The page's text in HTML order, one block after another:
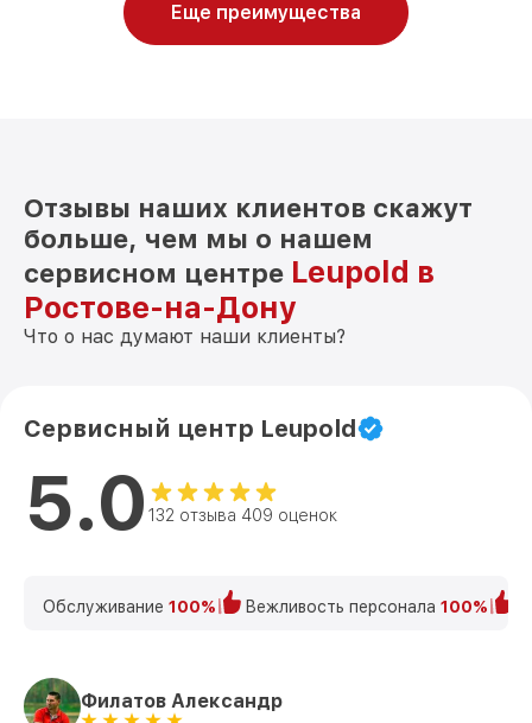
Еще преимущества
Отзывы наших клиентов скажут
больше, чем мы о нашем
сервисном центре Leupold в
Ростове-на-Дону
Что о нас думают наши клиенты?
Сервисный центр Leupold
5.0 132 отзыва 409 оценок
Обслуживание 100% Вежливость персонала 100%
Филатов Александр